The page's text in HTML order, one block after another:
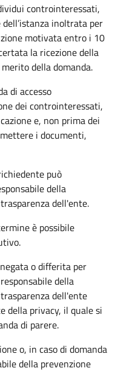
controinteressati,
inoltrata per
motivata entro i 10
la ricezione della
della domanda.
di accesso
dei controinteressati,
e, non prima dei
i documenti,
può
della
dell'ente.
è possibile
o differita per
della
dell'ente
della privacy, il quale si
di parere.
o, in caso di domanda
della prevenzione